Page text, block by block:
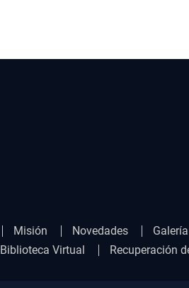
Misión Novedades
Biblioteca Virtual Recuperación